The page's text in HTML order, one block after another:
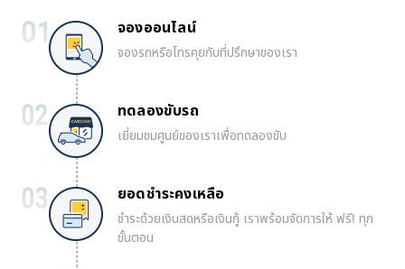
จองออนไลน์
จองรถหรือโทรคุยกับที่ปรึกษาของเรา
ทดลองขับรถ
เยี่ยมชมศูนย์ของเราเพื่อทดลองขับ
ยอดชำระคงเหลือ
ชำระด้วยเงินสดหรือเงินกู้ เราพร้อมจัดการให้ ฟรี! ทุก
ขั้นตอน